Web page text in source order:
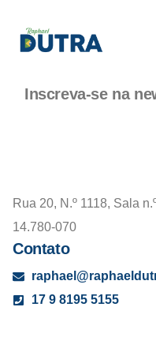
Inscreva-se na
Rua 20, N.º 1118, Sala
14.780-070
Contato
17 9 8195 5155